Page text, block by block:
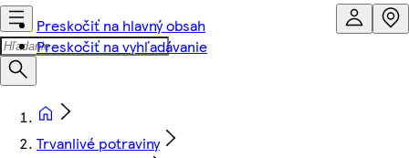
Preskočiť na hlavný obsah
Preskočiť na vyhľadávanie
Trvanlivé potraviny